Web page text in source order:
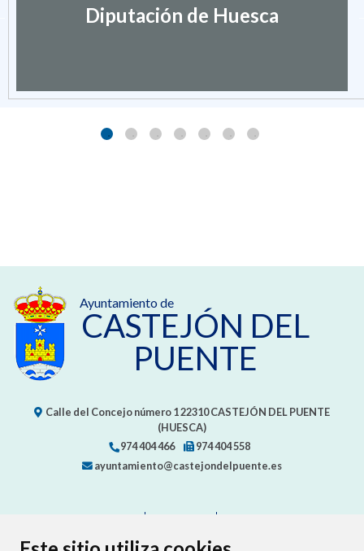
Diputación de Huesca
Ayuntamiento de
CASTEJÓN DEL
PUENTE
Calle del Concejo número 122310CASTEJÓN DEL PUENTE
(HUESCA)
974 404 466
974 404 558
ayuntamiento@castejondelpuente.es
PROTECCIÓN DE DATOS